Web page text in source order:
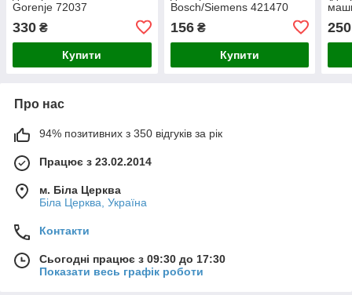
Gorenje 72037
330 ₴
Купити
Bosch/Siemens 421470
156₴
Купити
250
Про нас
94% позитивних з 350 відгуків за рік
Працює з 23.02.2014
м. Біла Церква
Біла Церква, Україна
Контакти
Сьогодні працює з 09:30 до 17:30
Показати весь графік роботи